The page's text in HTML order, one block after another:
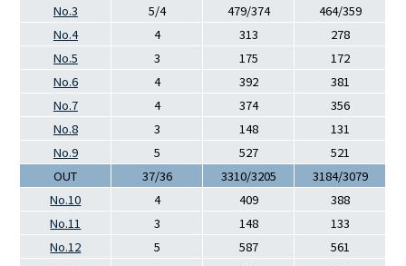
No.3
5/4 479/374
464/359
No.4
4 313
278
No.5
3 175
172
No.6
4 392
381
No.7
4 374
356
No.8
3 148
131
No.9
5 527
521
OUT
37/36 3310/3205
3184/3079
No.10
4 409
388
No.11
3 148
133
No.12
5 587
561